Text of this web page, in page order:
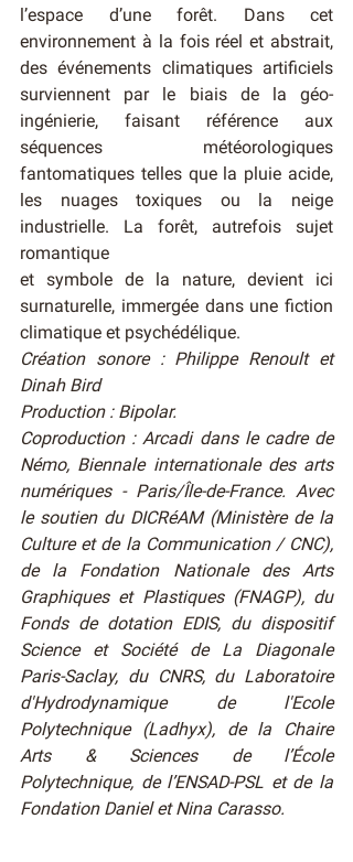
l’espace d’une forêt. Dans cet
environnement à la fois réel et abstrait,
des événements climatiques artificiels
surviennent par le biais de la géo-
ingénierie, faisant référence aux
séquences météorologiques
fantomatiques telles que la pluie acide,
les nuages toxiques ou la neige
industrielle. La forêt, autrefois sujet
romantique
et symbole de la nature, devient ici
surnaturelle, immergée dans une fiction
climatique et psychédélique.
Création sonore : Philippe Renoult et
Dinah Bird
Production : Bipolar.
Coproduction : Arcadi dans le cadre de
Némo, Biennale internationale des arts
numériques - Paris/Île-de-France. Avec
le soutien du DICRéAM (Ministère de la
Culture et de la Communication / CNC),
de la Fondation Nationale des Arts
Graphiques et Plastiques (FNAGP), du
Fonds de dotation EDIS, du dispositif
Science et Société de La Diagonale
Paris-Saclay, du CNRS, du Laboratoire
d'Hydrodynamique de l'Ecole
Polytechnique (Ladhyx), de la Chaire
Arts & Sciences de l’École
Polytechnique, de l’ENSAD-PSL et de la
Fondation Daniel et Nina Carasso.